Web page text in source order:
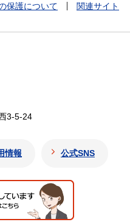
保護について 関連サイト
3-5-24
情報 公式SNS